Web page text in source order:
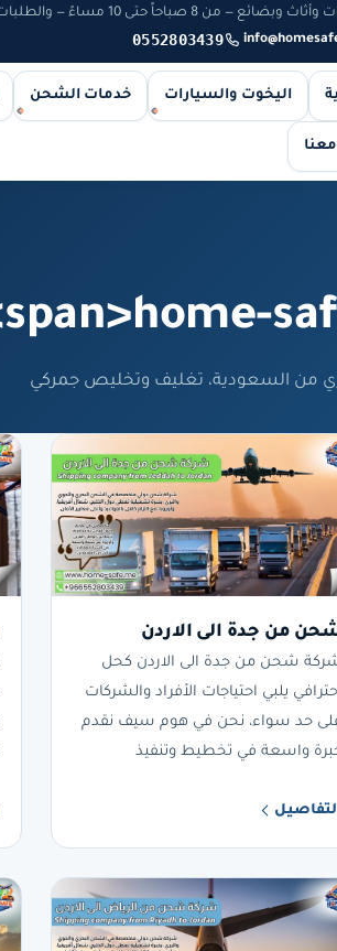
8 صباحاً حتى 10 مساءً — والطلبات أونلاين طوال الوقت
0552803439
اليخوت والسيارات خدمات الشحن
من السعودية، تغليف وتخليص جمركي
من جدة الى الاردن
شحن من جدة الى الاردن كحل
يلبي احتياجات الأفراد والشركات
حد سواء، نحن في هوم سيف نقدم
واسعة في تخطيط وتنفيذ